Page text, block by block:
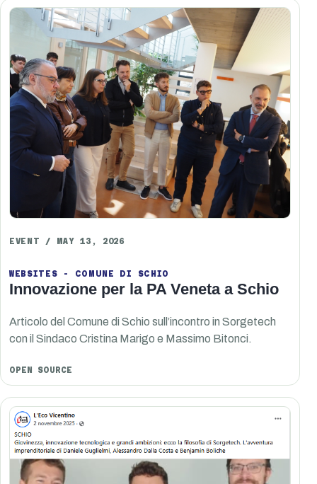
EVENT / MAY 13, 2026
WEBSITES - COMUNE DI SCHIO
Innovazione per la PA Veneta a Schio
Articolo del Comune di Schio sull’incontro in Sorgetech
con il Sindaco Cristina Marigo e Massimo Bitonci.
OPEN SOURCE